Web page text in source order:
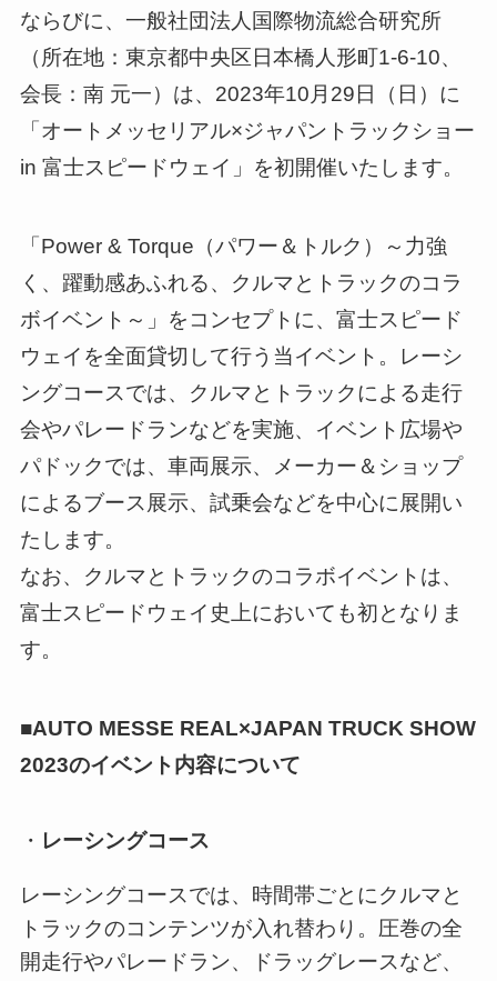
ならびに、一般社団法人国際物流総合研究所
（所在地：東京都中央区日本橋人形町1-6-10、
会長：南 元一）は、2023年10月29日（日）に
「オートメッセリアル×ジャパントラックショー
in 富士スピードウェイ」を初開催いたします。
「Power & Torque（パワー＆トルク）～力強
く、躍動感あふれる、クルマとトラックのコラ
ボイベント～」をコンセプトに、富士スピード
ウェイを全面貸切して行う当イベント。レーシ
ングコースでは、クルマとトラックによる走行
会やパレードランなどを実施、イベント広場や
パドックでは、車両展示、メーカー＆ショップ
によるブース展示、試乗会などを中心に展開い
たします。
なお、クルマとトラックのコラボイベントは、
富士スピードウェイ史上においても初となりま
す。
■AUTO MESSE REAL×JAPAN TRUCK SHOW
2023のイベント内容について
・ レーシングコース
レーシングコースでは、時間帯ごとにクルマと
トラックのコンテンツが入れ替わり。圧巻の全
開走行やパレードラン、ドラッグレースなど、